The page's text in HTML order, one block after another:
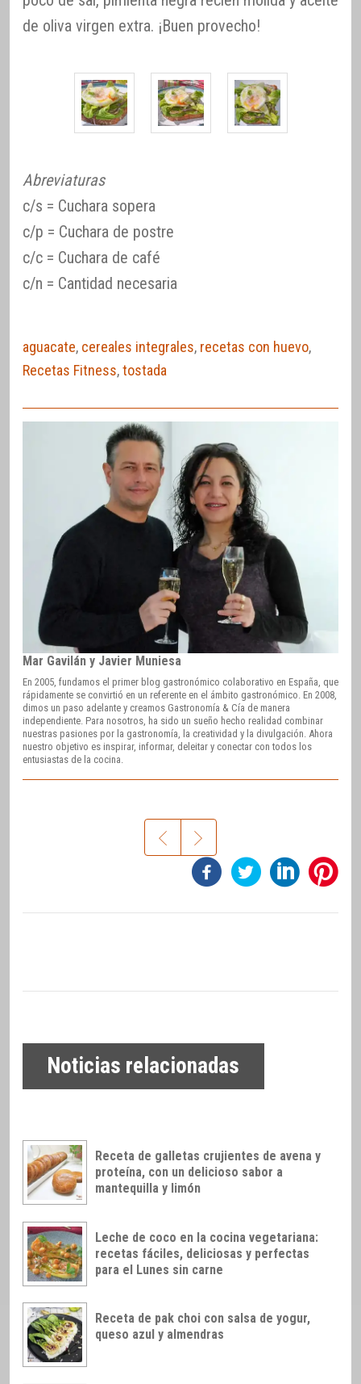
de oliva virgen extra. ¡Buen provecho!
Abreviaturas
c/s = Cuchara sopera
c/p = Cuchara de postre
c/c = Cuchara de café
c/n = Cantidad necesaria
aguacate, cereales integrales, recetas con huevo,
Recetas Fitness,tostada
Mar Gavilán y Javier Muniesa
En 2005, fundamos el primer blog gastronómico colaborativo en España, que
rápidamente se convirtió en un referente en el ámbito gastronómico. En 2008,
dimos un paso adelante y creamos Gastronomía & Cía de manera
independiente. Para nosotros, ha sido un sueño hecho realidad combinar
nuestras pasiones por la gastronomía, la creatividad y la divulgación. Ahora
nuestro objetivo es inspirar, informar, deleitar y conectar con todos los
entusiastas de la cocina.
Noticias relacionadas
Receta de galletas crujientes de avena y
proteína, con un delicioso sabor a
mantequilla y limón
Leche de coco en la cocina vegetariana:
recetas fáciles, deliciosas y perfectas
para el Lunes sin carne
Receta de pak choi con salsa de yogur,
queso azul y almendras